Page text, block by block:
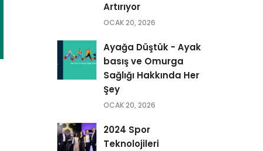
Artırıyor
OCAK 20, 2026
Ayağa Düştük - Ayak
basış ve Omurga
Sağlığı Hakkında Her
Şey
OCAK 20, 2026
2024 Spor
Teknolojileri